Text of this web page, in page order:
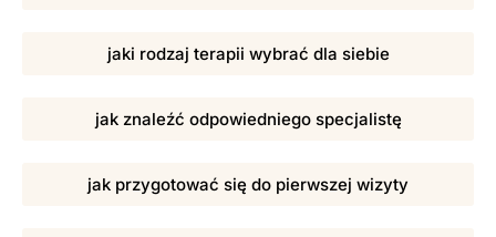
jaki rodzaj terapii wybrać dla siebie
jak znaleźć odpowiedniego specjalistę
jak przygotować się do pierwszej wizyty